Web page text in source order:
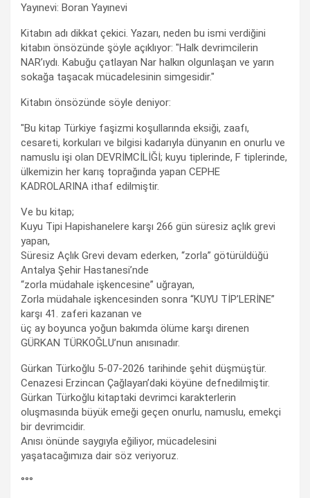
Yayınevi: Boran Yayınevi
Kitabın adı dikkat çekici. Yazarı, neden bu ismi verdiğini
kitabın önsözünde şöyle açıklıyor: "Halk devrimcilerin
NAR’ıydı. Kabuğu çatlayan Nar halkın olgunlaşan ve yarın
sokağa taşacak mücadelesinin simgesidir."
Kitabın önsözünde söyle deniyor:
"Bu kitap Türkiye faşizmi koşullarında eksiği, zaafı,
cesareti, korkuları ve bilgisi kadarıyla dünyanın en onurlu ve
namuslu işi olan DEVRİMCİLİĞİ; kuyu tiplerinde, F tiplerinde,
ülkemizin her karış toprağında yapan CEPHE
KADROLARINA ithaf edilmiştir.
Ve bu kitap;
Kuyu Tipi Hapishanelere karşı 266 gün süresiz açlık grevi
yapan,
Süresiz Açlık Grevi devam ederken, “zorla” götürüldüğü
Antalya Şehir Hastanesi’nde
“zorla müdahale işkencesine” uğrayan,
Zorla müdahale işkencesinden sonra “KUYU TİP’LERİNE”
karşı 41. zaferi kazanan ve
üç ay boyunca yoğun bakımda ölüme karşı direnen
GÜRKAN TÜRKOĞLU’nun anısınadır.
Gürkan Türkoğlu 5-07-2026 tarihinde şehit düşmüştür.
Cenazesi Erzincan Çağlayan’daki köyüne defnedilmiştir.
Gürkan Türkoğlu kitaptaki devrimci karakterlerin
oluşmasında büyük emeği geçen onurlu, namuslu, emekçi
bir devrimcidir.
Anısı önünde saygıyla eğiliyor, mücadelesini
yaşatacağımıza dair söz veriyoruz.
°°°